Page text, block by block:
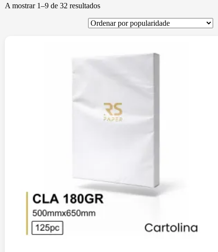
A mostrar 1–9 de 32 resultadosOrdenado
popularidade